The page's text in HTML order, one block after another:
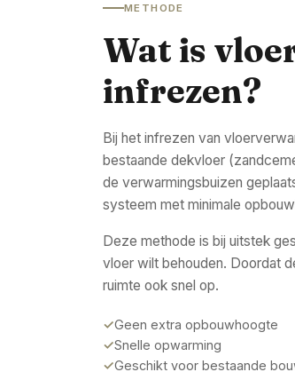
METHODE
Wat is
infrezen?
Bij het infrezen van
bestaande dekvloer
de verwarmingsbuizen
systeem met minimale
Deze methode is bij uitstek
vloer wilt behouden. Doordat
ruimte ook snel op.
Geen extra opbouwhoogte
Snelle opwarming
Geschikt voor bestaande